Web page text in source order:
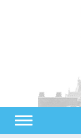
Toggle
navigation